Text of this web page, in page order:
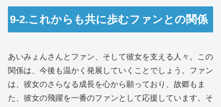
9-2.これからも共に歩むファンとの関係
あいみょんさんとファン、そして彼女を支える人々。この
関係は、今後も温かく発展していくことでしょう。ファン
は、彼女のさらなる成長を心から願っており、故郷もま
た、彼女の飛躍を一番のファンとして応援しています。そ